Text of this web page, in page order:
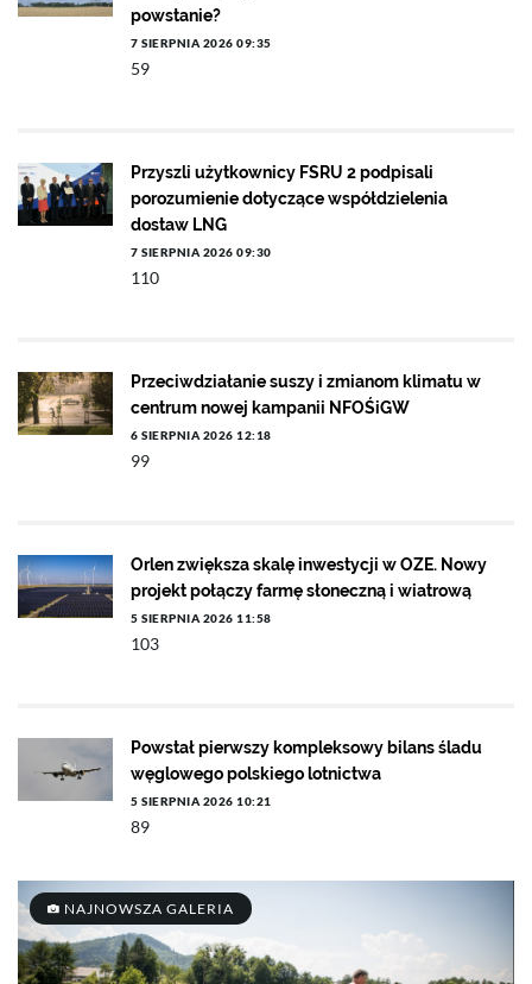
powstanie?
7 SIERPNIA 2026 09:35
59
Przyszli użytkownicy FSRU 2 podpisali
porozumienie dotyczące współdzielenia
dostaw LNG
7 SIERPNIA 2026 09:30
110
Przeciwdziałanie suszy i zmianom klimatu w
centrum nowej kampanii NFOŚiGW
6 SIERPNIA 2026 12:18
99
Orlen zwiększa skalę inwestycji w OZE. Nowy
projekt połączy farmę słoneczną i wiatrową
5 SIERPNIA 2026 11:58
103
Powstał pierwszy kompleksowy bilans śladu
węglowego polskiego lotnictwa
5 SIERPNIA 2026 10:21
89
NAJNOWSZA GALERIA